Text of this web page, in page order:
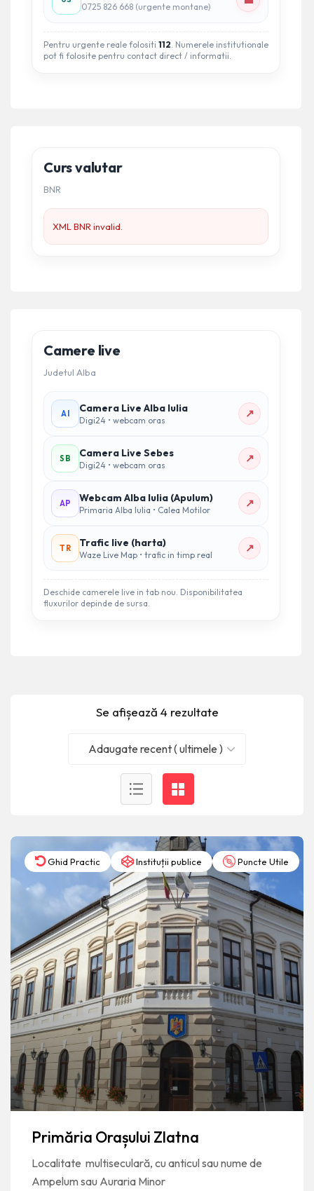
Se afișează 4 rezultate
Adaugate recent ( ultimele )
Ghid Practic Instituții publice Puncte Utile
Primăria Orașului Zlatna
Localitate multiseculară, cu anticul sau nume de
Ampelum sau Auraria Minor
0725 826 668 (urgente montane)
Pentru urgente reale folositi 112. Numerele institutionale
pot fi folosite pentru contact direct / informatii.
Curs valutar
BNR
XML BNR invalid.
Camere live
Judetul Alba
AI Camera Live Alba Iulia
Digi24 • webcam oras ↗
SB Camera Live Sebes
Digi24 • webcam oras ↗
AP Webcam Alba Iulia (Apulum)
Primaria Alba Iulia • Calea Motilor ↗
TR Trafic live (harta)
Waze Live Map • trafic in timp real ↗
Deschide camerele live in tab nou. Disponibilitatea
fluxurilor depinde de sursa.